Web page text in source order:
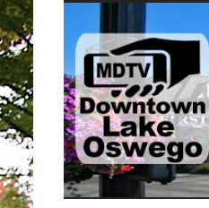
SKIP
TO
CONTENT